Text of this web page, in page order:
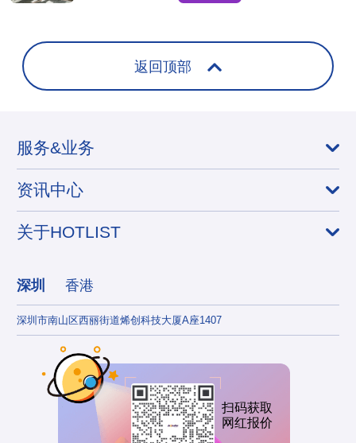
牌合
返回顶部
服务&业务
资讯中心
关于HOTLIST
深圳 香港
深圳市南山区西丽街道烯创科技大厦A座1407
扫码获取
网红报价